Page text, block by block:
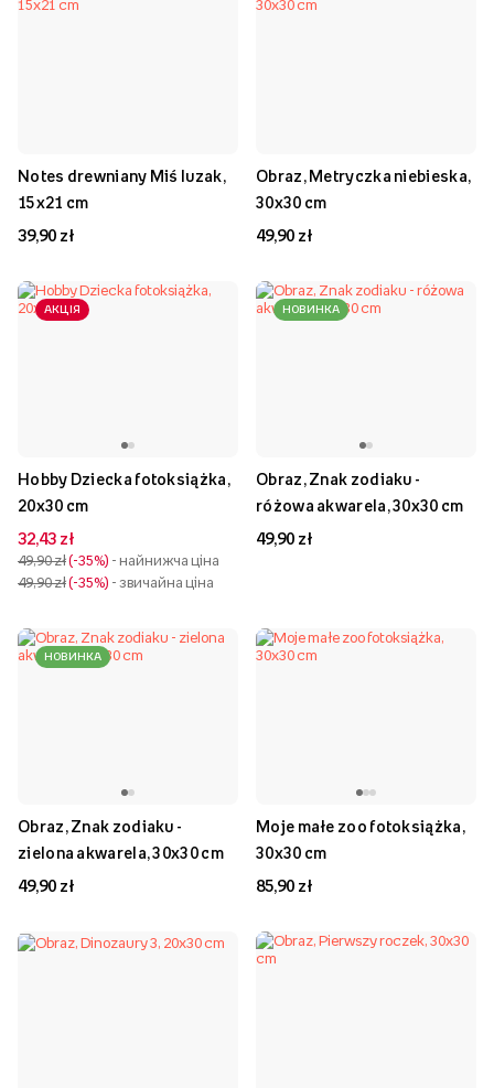
Notes drewniany Miś luzak,
15x21 cm
39,90 zł
Obraz, Metryczka niebieska,
30x30 cm
49,90 zł
АКЦІЯ
Hobby Dziecka fotoksiążka,
20x30 cm
32,43 zł
49,90 zł -35% - найнижча ціна
49,90 zł -35% - звичайна ціна
НОВИНКА
Obraz, Znak zodiaku -
różowa akwarela, 30x30 cm
49,90 zł
НОВИНКА
Obraz, Znak zodiaku -
zielona akwarela, 30x30 cm
49,90 zł
Moje małe zoo fotoksiążka,
30x30 cm
85,90 zł